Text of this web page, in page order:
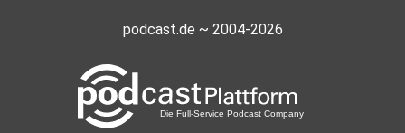
podcast.de ~ 2004-2026